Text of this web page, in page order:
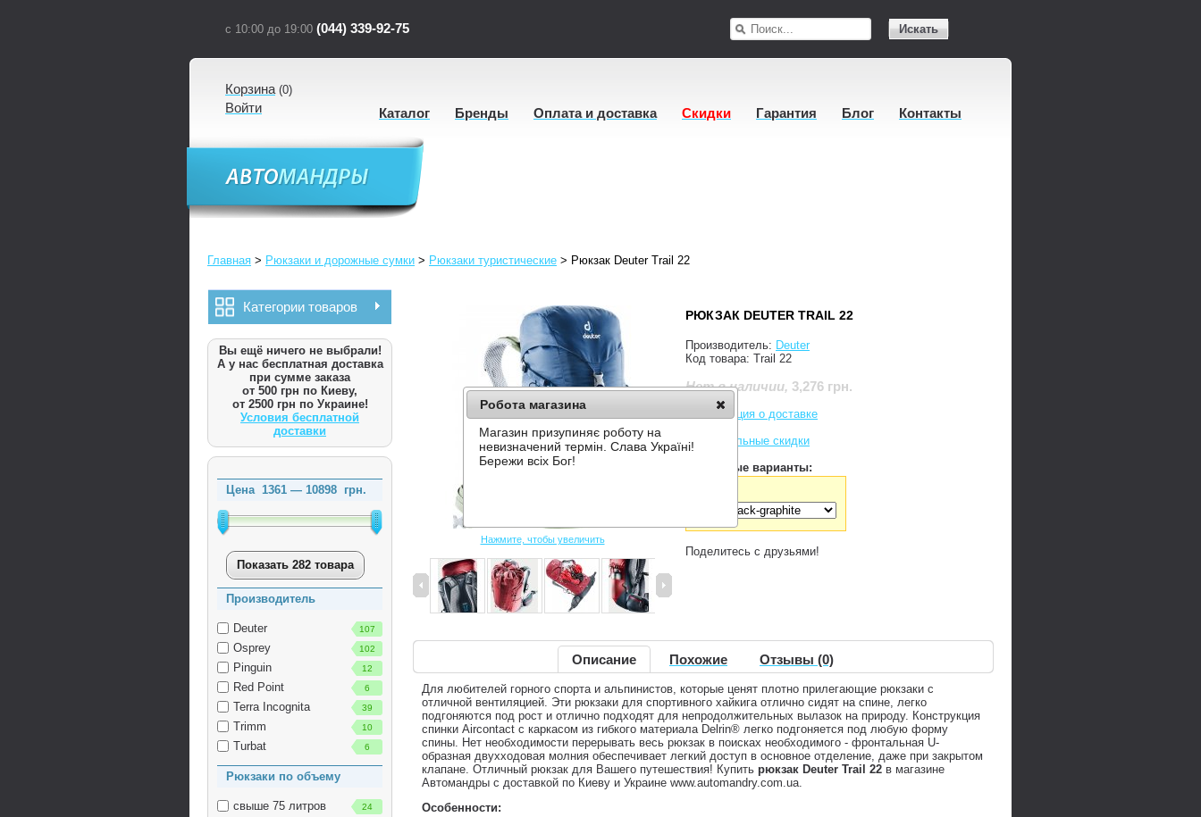
с 10:00 до 19:00 (044) 339-92-75 Искать
Корзина(0)
Войти Каталог Бренды Оплата и доставка Скидки Гарантия Блог Контакты
Главная > Рюкзаки и дорожные сумки > Рюкзаки туристические > Рюкзак Deuter Trail 22
Категории товаров
Вы ещё ничего не выбрали!
А у нас бесплатная доставка
при сумме заказа
от 500 грн по Киеву,
от 2500 грн по Украине!
Условия бесплатной
доставки
Цена 1361 — 10898 грн.
Показать 282 товара
Производитель
Deuter 107
Osprey 102
Pinguin 12
Red Point 6
Terra Incognita 39
Trimm 10
Turbat 6
Рюкзаки по объему
свыше 75 литров 24
Нажмите, чтобы увеличить
РЮКЗАК DEUTER TRAIL 22
Производитель: Deuter
Код товара: Trail 22
Нет в наличии, 3,276 грн.
Информация о доставке
Накопительные скидки
Доступные варианты:
Поделитесь с друзьями!
Описание Похожие Отзывы (0)
Для любителей горного спорта и альпинистов, которые ценят плотно прилегающие рюкзаки с
отличной вентиляцией. Эти рюкзаки для спортивного хайкига отлично сидят на спине, легко
подгоняются под рост и отлично подходят для непродолжительных вылазок на природу. Конструкция
спинки Aircontact с каркасом из гибкого материала Delrin® легко подгоняется под любую форму
спины. Нет необходимости перерывать весь рюкзак в поисках необходимого - фронтальная U-
образная двухходовая молния обеспечивает легкий доступ в основное отделение, даже при закрытом
клапане. Отличный рюкзак для Вашего путешествия! Купить рюкзак Deuter Trail 22 в магазине
Автомандры с доставкой по Киеву и Украине www.automandry.com.ua.
Особенности:
Робота магазина
Магазин призупиняє роботу на
невизначений термін. Слава Україні!
Бережи всіх Бог!